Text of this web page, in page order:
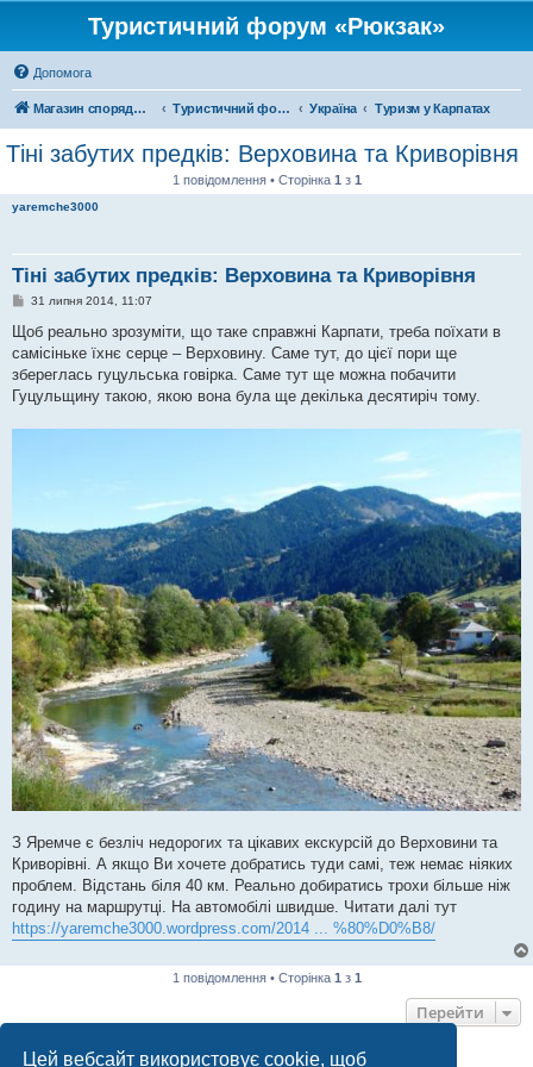
Цей вебсайт використовує cookie, щоб
Туристичний форум «Рюкзак»
Допомога
Магазин спорядження Туристичний форум «Рюкзак» Україна Туризм у Карпатах
Тіні забутих предків: Верховина та Криворівня
1 повідомлення • Сторінка 1 з 1
yaremche3000
Тіні забутих предків: Верховина та Криворівня
П
в
і
д
о
л
н
31 липня 2014, 11:07
Щоб реально зрозуміти, що таке справжні Карпати, треба поїхати в
самісіньке їхнє серце – Верховину. Саме тут, до цієї пори ще
збереглась гуцульська говірка. Саме тут ще можна побачити
Гуцульщину такою, якою вона була ще декілька десятиріч тому.
З Яремче є безліч недорогих та цікавих екскурсій до Верховини та
Криворівні. А якщо Ви хочете добратись туди самі, теж немає ніяких
проблем. Відстань біля 40 км. Реально добиратись трохи більше ніж
годину на маршрутці. На автомобілі швидше. Читати далі тут
https://yaremche3000.wordpress.com/2014 ... %80%D0%B8/
1 повідомлення • Сторінка 1 з 1
Перейти
ХТО ЗАРАЗ ОНЛАЙН